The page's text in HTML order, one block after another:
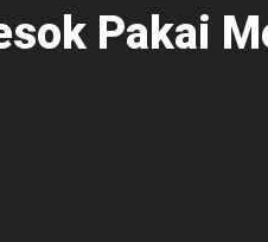
Pakai